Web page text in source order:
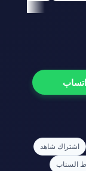
اشتراك شاهد
السناب